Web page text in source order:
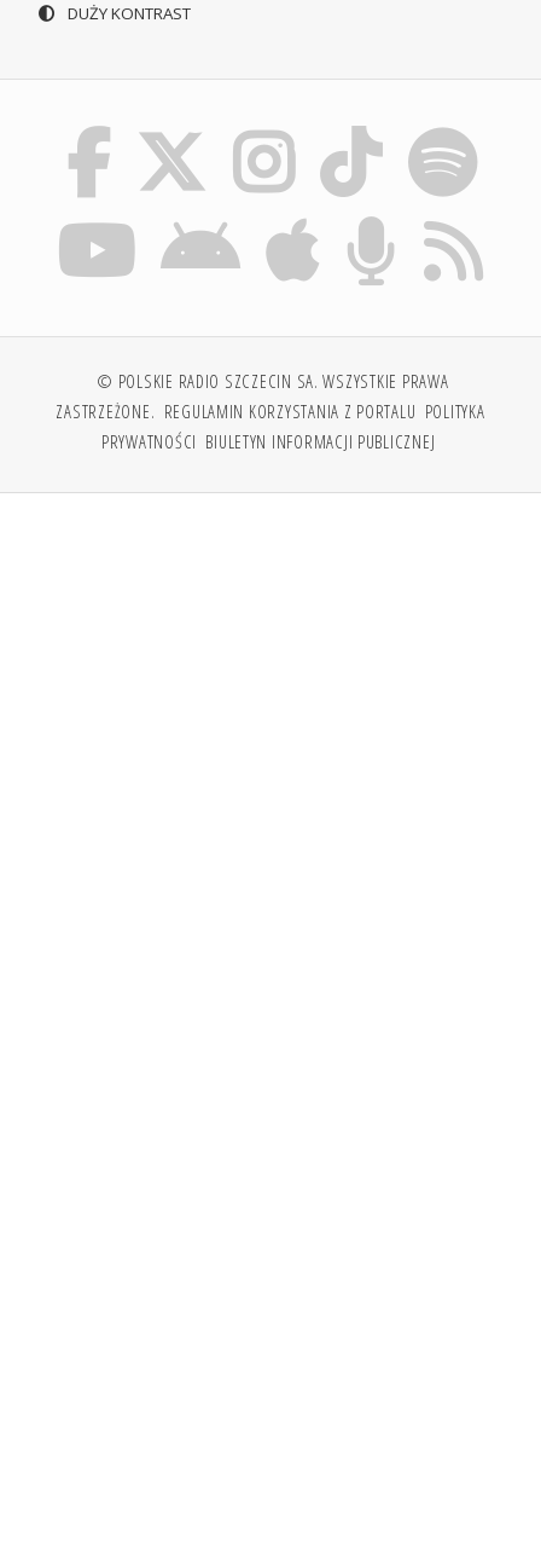
DUŻY KONTRAST
© POLSKIE RADIO SZCZECIN SA. WSZYSTKIE PRAWA
ZASTRZEŻONE. REGULAMIN KORZYSTANIA Z PORTALU POLITYKA
PRYWATNOŚCI BIULETYN INFORMACJI PUBLICZNEJ